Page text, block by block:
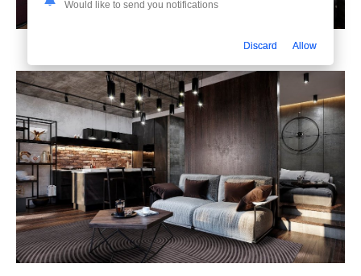
Would like to send you notifications
Discard Allow